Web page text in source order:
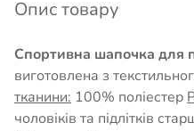
Опис товару
Спортивна шапочка для
виготовлена з
тканини: 100% поліестер
чоловіків та підлітків